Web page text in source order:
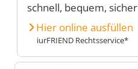
schnell, bequem, sicher
Hier online ausfüllen
iurFRIEND Rechtsservice*